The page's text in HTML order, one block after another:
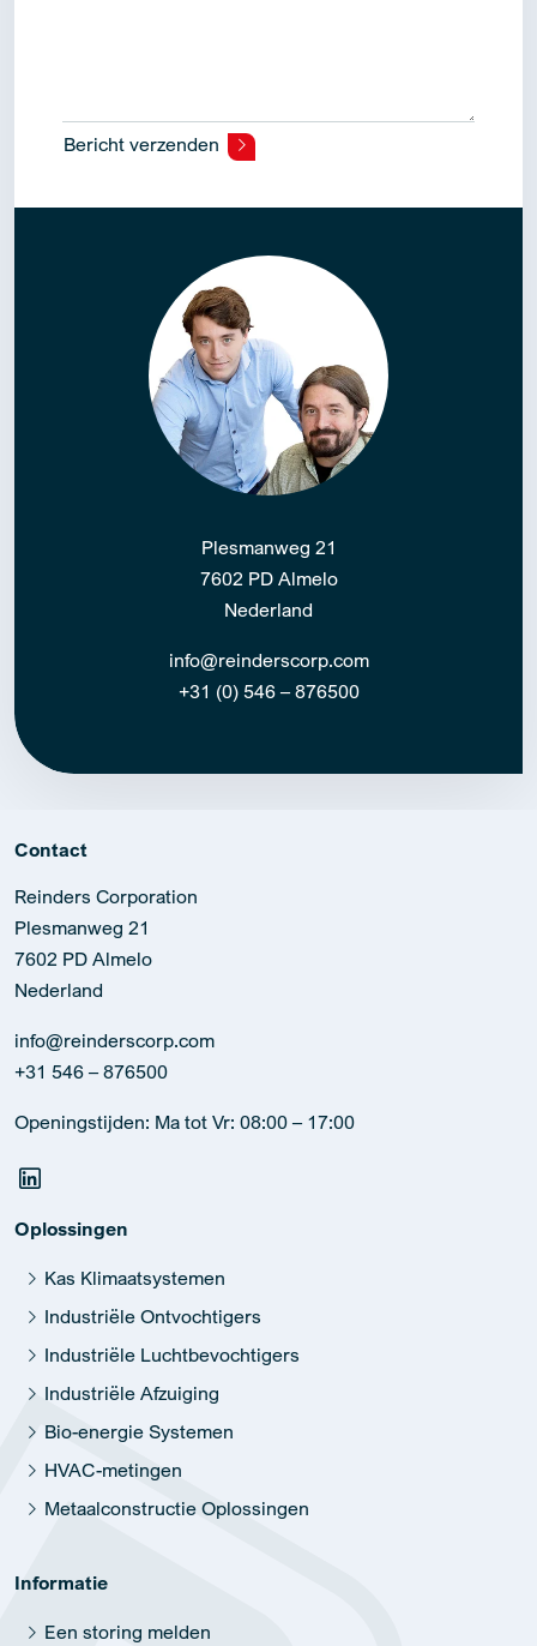
Bericht verzenden
Plesmanweg 21
7602 PD Almelo
Nederland
info@reinderscorp.com
+31 (0) 546 – 876500
Contact
Reinders Corporation
Plesmanweg 21
7602 PD Almelo
Nederland
info@reinderscorp.com
+31 546 – 876500
Openingstijden: Ma tot Vr: 08:00 – 17:00
Oplossingen
Kas Klimaatsystemen
Industriële Ontvochtigers
Industriële Luchtbevochtigers
Industriële Afzuiging
Bio-energie Systemen
HVAC-metingen
Metaalconstructie Oplossingen
Informatie
Een storing melden